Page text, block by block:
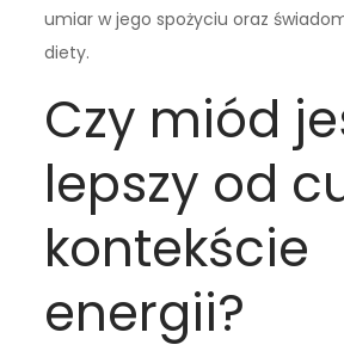
umiar w jego spożyciu oraz
diety.
Czy miód
lepszy od
kontekście
energii?